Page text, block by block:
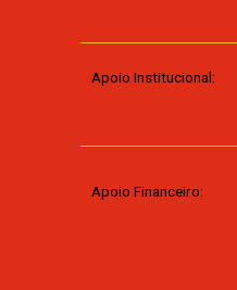
Apoio Institucional:
Apoio Financeiro: